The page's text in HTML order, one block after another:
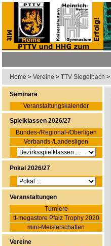
Home > Vereine > TTV Siegelbach >
Seminare
Veranstaltungskalender
Spielklassen 2026/27
Bundes-/Regional-/Oberligen
Verbands-/Landesligen
Pokal 2026/27
Veranstaltungen
Turniere
tt-megastore Pfalz Trophy 2020
mini-Meisterschaften
Vereine